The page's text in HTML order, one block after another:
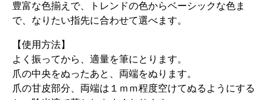
豊富な色揃えで、トレンドの色からベーシックな色ま
で、なりたい指先に合わせて選べます。
【使用方法】
よく振ってから、適量を筆にとります。
爪の中央をぬったあと、両端をぬります。
爪の甘皮部分、両端は１ｍｍ程度空けてぬるようにする